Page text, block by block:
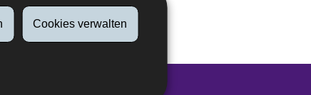
Cookies verwalten
Linkedin